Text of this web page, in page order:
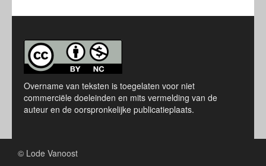
Overname van teksten is toegelaten voor niet
commerciële doeleinden en mits vermelding van de
auteur en de oorspronkelijke publicatieplaats.
© Lode Vanoost